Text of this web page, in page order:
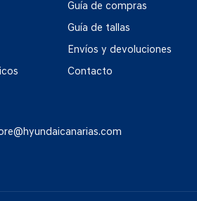
Guía de compras
Guía de tallas
Envíos y devoluciones
Contacto